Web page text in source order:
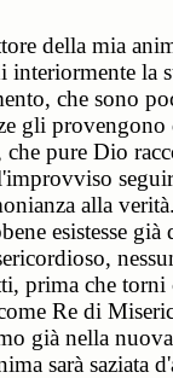
della mia
la
che sono
gli provengono
pure Dio
alla
esistesse
prima che
Re di
già nella
sarà saziata